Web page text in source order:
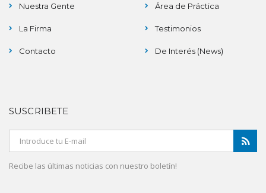
Nuestra Gente Área de Práctica
La Firma Testimonios
Contacto De Interés (News)
SUSCRIBETE
Recibe las últimas noticias con nuestro boletín!